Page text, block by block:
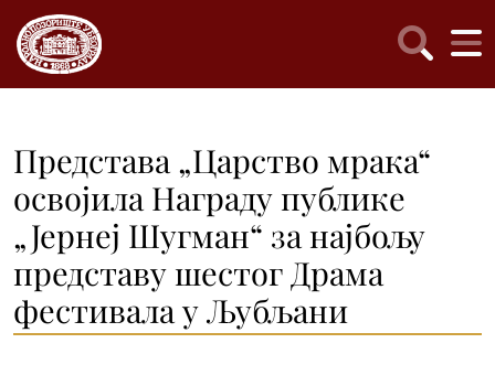
Представа „Царство мрака“
освојила Награду публике
„Јернеј Шугман“ за најбољу
представу шестог Драма
фестивала у Љубљани